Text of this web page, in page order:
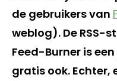
de gebruikers van
weblog). De RSS-
Feed-Burner is
gratis ook. Echter,